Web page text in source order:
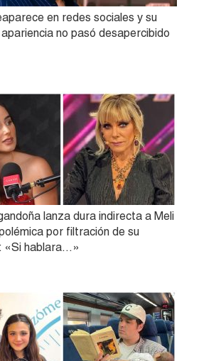
en redes sociales y su
no pasó desapercibido
lanza dura indirecta a Meli
por filtración de su
«Si hablara…»